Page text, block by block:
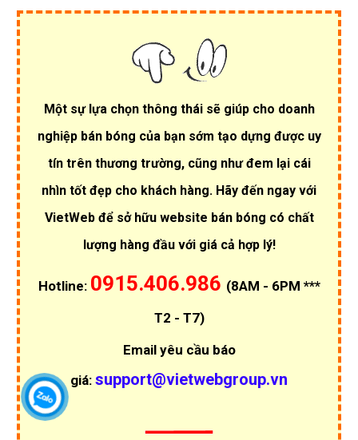
Một sự lựa chọn thông thái sẽ giúp cho doanh
nghiệp bán bóng của bạn sớm tạo dựng được uy
tín trên thương trường, cũng như đem lại cái
nhìn tốt đẹp cho khách hàng. Hãy đến ngay với
VietWeb để sở hữu website bán bóng có chất
lượng hàng đầu với giá cả hợp lý!
Hotline: 0915.406.986 (8AM - 6PM ***
T2 - T7)
Email yêu cầu báo
giá: support@vietwebgroup.vn